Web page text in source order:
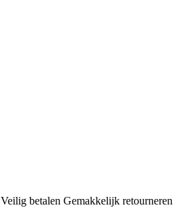
Veilig betalen Gemakkelijk retourneren